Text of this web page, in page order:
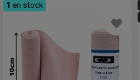
1 en stock